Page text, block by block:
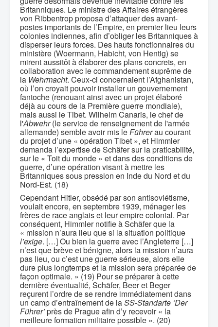
Britanniques. Le ministre des Affaires étrangères
von Ribbentrop proposa d’attaquer des avant-
postes importants de l’Empire, en premier lieu leurs
colonies indiennes, afin d’obliger les Britanniques à
disperser leurs forces. Des hauts fonctionnaires du
ministère (Woermann, Habicht, von Hentig) se
mirent aussitôt à élaborer des plans concrets, en
collaboration avec le commandement suprême de
la Wehrmacht. Ceux-ci concernaient l’Afghanistan,
où l’on croyait pouvoir installer un gouvernement
fantoche (renouant ainsi avec un projet élaboré
déjà au cours de la Première guerre mondiale),
mais aussi le Tibet. Wilhelm Canaris, le chef de
l'Abwehr(le service de renseignement de l'armée
allemande) semble avoir mis leFührerau courant
du projet d’une « opération Tibet », et Himmler
demanda l’expertise de Schäfer sur la praticabilité,
sur le « Toit du monde » et dans des conditions de
guerre, d’une opération visant à mettre les
Britanniques sous pression en Inde du Nord et du
Nord-Est. (18)
Cependant Hitler, obsédé par son antisoviétisme,
voulait encore, en septembre 1939, ménager les
frères de race anglais et leur empire colonial. Par
conséquent, Himmler notifie à Schäfer que la
« mission n’aura lieu que si la situation politique
l’exige. […] Ou bien la guerre avec l’Angleterre […]
n’est que brève et bénigne, alors la mission n’aura
pas lieu, ou c’est une guerre sérieuse, alors elle
dure plus longtemps et la mission sera préparée de
façon optimale. » (19) Pour se préparer à cette
dernière éventualité, Schäfer, Beer et Beger
reçurent l’ordre de se rendre immédiatement dans
un camp d’entraînement de laSS-Standarte ‘Der
Führer’près de Prague afin d’y recevoir « la
meilleure formation militaire possible ». (20)